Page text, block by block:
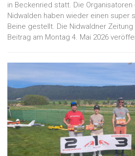
in Beckenried statt. Die
Nidwalden haben wieder einen super
Beine gestellt. Die Nidwaldner
Beitrag am Montag 4. Mai 2026